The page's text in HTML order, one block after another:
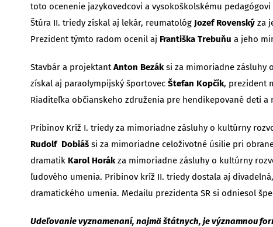
toto ocenenie jazykovedcovi a vysokoškolskému pedagógovi
Štúra II. triedy získal aj lekár, reumatológ Jozef Rovenský za
Prezident týmto radom ocenil aj Františka Trebuňu a jeho
Stavbár a projektantAnton Bezáksi za mimoriadne zásluhy
získal aj paraolympijský športovec Štefan Kopčík, prezident
Riaditeľka občianskeho združenia pre hendikepované deti a
Pribinov Kríž I. triedy za mimoriadne zásluhy o kultúrny
Rudolf Dobiáš si za mimoriadne celoživotné úsilie pri
dramatik Karol Horákza mimoriadne zásluhy o kultúrny
ľudového umenia. Pribinov kríž II. triedy dostala aj
dramatického umenia. Medailu prezidenta SR si odniesol
Udeľovanie vyznamenaní, najmä štátnych, je významnou